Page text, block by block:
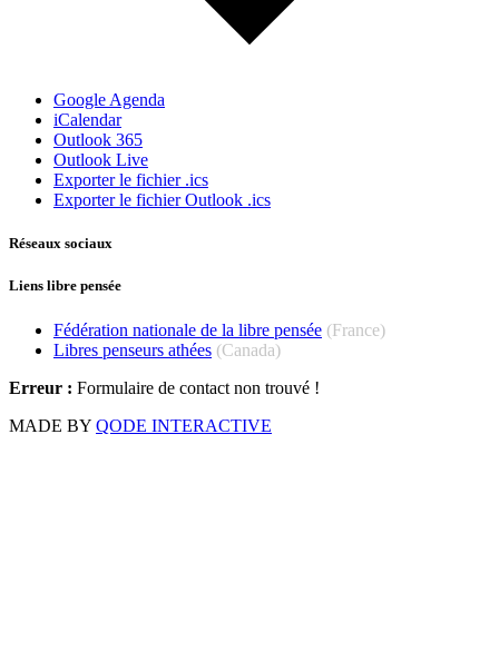
Google Agenda
iCalendar
Outlook 365
Outlook Live
Exporter le fichier .ics
Exporter le fichier Outlook .ics
Réseaux sociaux
Liens libre pensée
Fédération nationale de la libre pensée (France)
Libres penseurs athées (Canada)
Erreur : Formulaire de contact non trouvé !
MADE BY QODE INTERACTIVE